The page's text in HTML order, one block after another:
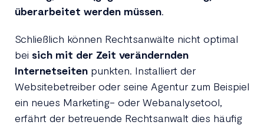
überarbeitet werden müssen.
Schließlich können Rechtsanwälte nicht optimal
bei sich mit der Zeit verändernden
Internetseitenpunkten. Installiert der
Websitebetreiber oder seine Agentur zum Beispiel
ein neues Marketing- oder Webanalysetool,
erfährt der betreuende Rechtsanwalt dies häufig